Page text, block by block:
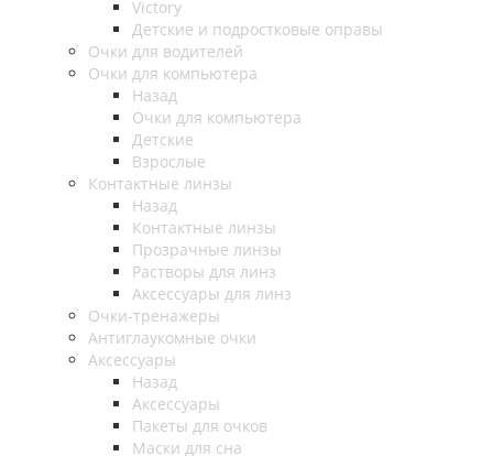
Victory
Детские и подростковые оправы
Очки для водителей
Очки для компьютера
Назад
Очки для компьютера
Детские
Взрослые
Контактные линзы
Назад
Контактные линзы
Прозрачные линзы
Растворы для линз
Аксессуары для линз
Очки-тренажеры
Антиглаукомные очки
Аксессуары
Назад
Аксессуары
Пакеты для очков
Маски для сна